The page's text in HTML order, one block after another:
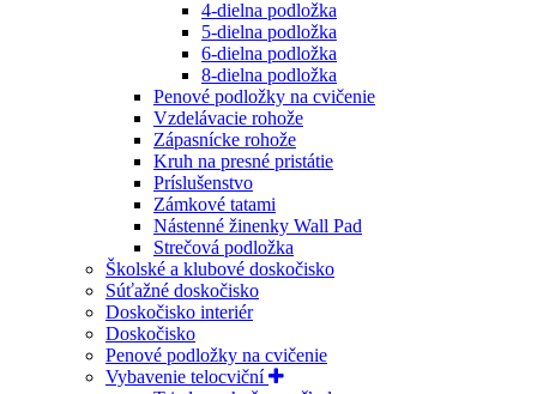
4-dielna podložka
5-dielna podložka
6-dielna podložka
8-dielna podložka
Penové podložky na cvičenie
Vzdelávacie rohože
Zápasnícke rohože
Kruh na presné pristátie
Príslušenstvo
Zámkové tatami
Nástenné žinenky Wall Pad
Strečová podložka
Školské a klubové doskočisko
Súťažné doskočisko
Doskočisko interiér
Doskočisko
Penové podložky na cvičenie
Vybavenie telocviční